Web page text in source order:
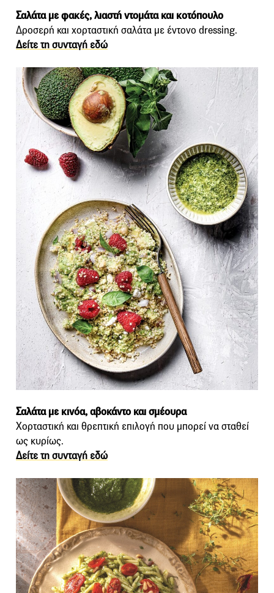
Σαλάτα με φακές, λιαστή ντομάτα και κοτόπουλο
Δροσερή και χορταστική σαλάτα με έντονο dressing.
Δείτε τη συνταγή εδώ
Σαλάτα με κινόα, αβοκάντο και σμέουρα
Χορταστική και θρεπτική επιλογή που μπορεί να σταθεί
ως κυρίως.
Δείτε τη συνταγή εδώ